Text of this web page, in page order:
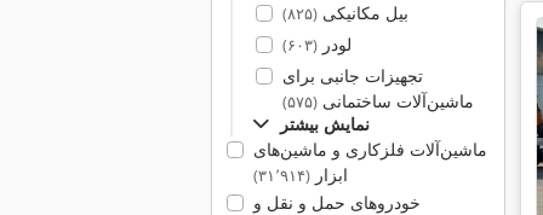
بیل مکانیکی(۸۲۵)
لودر(۶۰۳)
تجهیزات جانبی برای
ماشین‌آلات ساختمانی(۵۷۵)
نمایش بیشتر
ماشین‌آلات فلزکاری و ماشین‌های
ابزار(۳۱٬۹۱۴)
خودروهای حمل و نقل و